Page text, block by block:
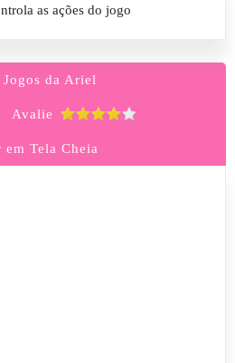
as ações do jogo
Jogos da Ariel
Avalie
em Tela Cheia